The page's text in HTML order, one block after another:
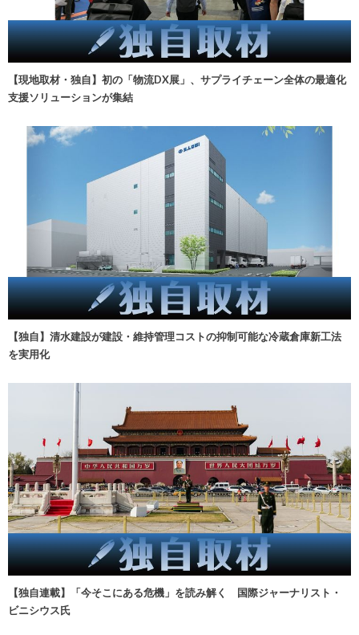
【現地取材・独自】初の「物流DX展」、サプライチェーン全体の最適化
支援ソリューションが集結
【独自】清水建設が建設・維持管理コストの抑制可能な冷蔵倉庫新工法
を実用化
【独自連載】「今そこにある危機」を読み解く 国際ジャーナリスト・
ビニシウス氏